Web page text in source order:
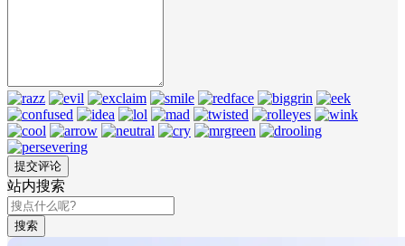
站内搜索
搜索